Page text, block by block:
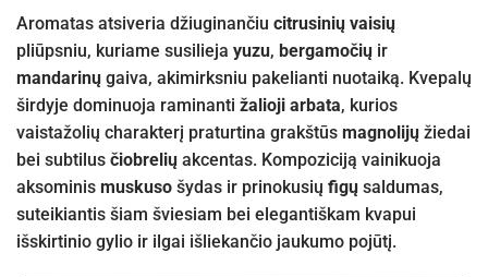
Aromatas atsiveria džiuginančiu citrusinių vaisių
pliūpsniu, kuriame susilieja yuzu, bergamočių ir
mandarinų gaiva, akimirksniu pakelianti nuotaiką. Kvepalų
širdyje dominuoja raminanti žalioji arbata, kurios
vaistažolių charakterį praturtina grakštūs magnolijų žiedai
bei subtilus čiobrelių akcentas. Kompoziciją vainikuoja
aksominis muskuso šydas ir prinokusių figų saldumas,
suteikiantis šiam šviesiam bei elegantiškam kvapui
išskirtinio gylio ir ilgai išliekančio jaukumo pojūtį.